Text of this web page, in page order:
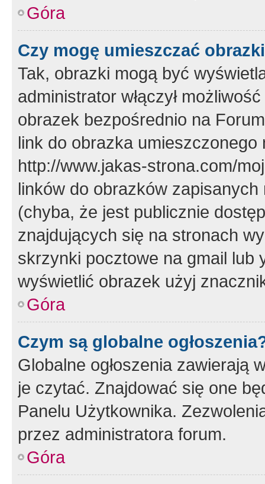
Góra
Czy mogę umieszczać
Tak, obrazki mogą być
administrator włączył
obrazek bezpośrednio na
link do obrazka
http://www.jakas-strona.com/
linków do obrazków
(chyba, że jest publicznie
znajdujących się na stronach
skrzynki pocztowe na gmail lub
wyświetlić obrazek użyj
Góra
Czym są globalne
Globalne ogłoszenia zawierają
je czytać. Znajdować się one
Panelu Użytkownika.
przez administratora forum.
Góra